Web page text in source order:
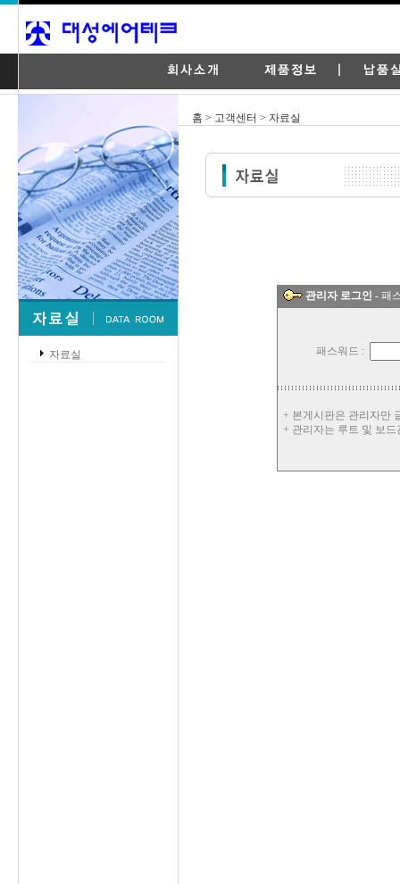
자료실
홈 > 고객센터 > 자료실
관리자 로그인 - 패
패스워드 :
+ 본게시판은 관리자만
+ 관리자는 루트 및 보